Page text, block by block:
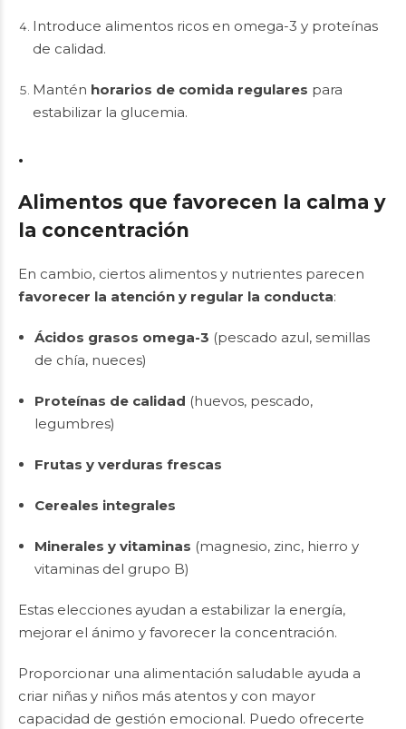
Introduce alimentos ricos en omega-3 y proteínas
de calidad.
Mantén horarios de comida regulares para
estabilizar la glucemia.
.
Alimentos que favorecen la calma y
la concentración
En cambio, ciertos alimentos y nutrientes parecen
favorecer la atención y regular la conducta:
Ácidos grasos omega-3 (pescado azul, semillas
de chía, nueces)
Proteínas de calidad (huevos, pescado,
legumbres)
Frutas y verduras frescas
Cereales integrales
Minerales y vitaminas (magnesio, zinc, hierro y
vitaminas del grupo B)
Estas elecciones ayudan a estabilizar la energía,
mejorar el ánimo y favorecer la concentración.
Proporcionar una alimentación saludable ayuda a
criar niñas y niños más atentos y con mayor
capacidad de gestión emocional. Puedo ofrecerte